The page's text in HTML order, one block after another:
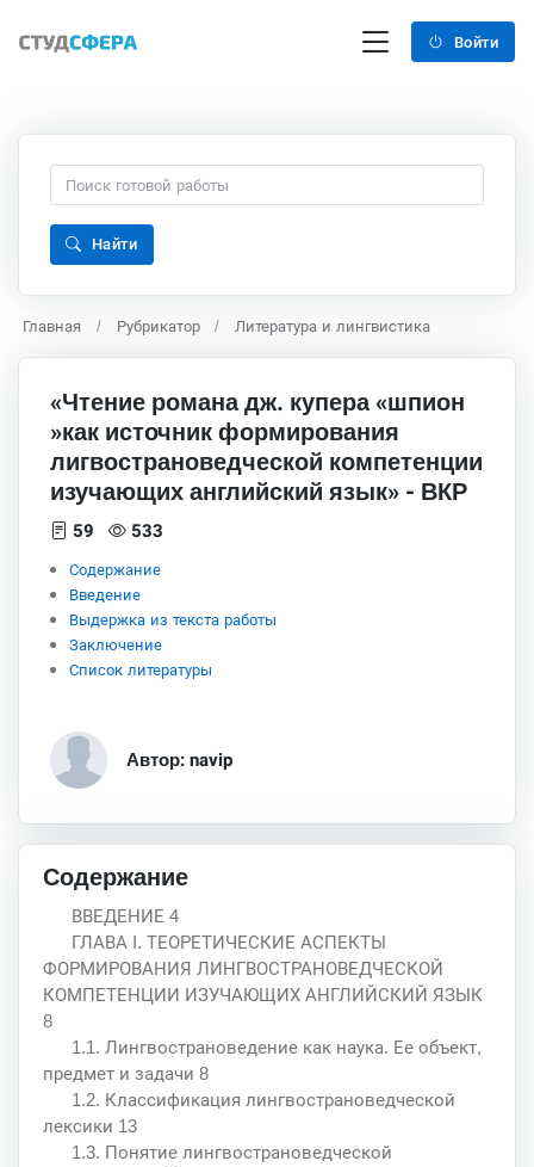
Войти
Найти
Главная Рубрикатор Литература и лингвистика
«Чтение романа дж. купера «шпион
»как источник формирования
лигвострановедческой компетенции
изучающих английский язык» - ВКР
59 533
Содержание
Введение
Выдержка из текста работы
Заключение
Список литературы
Автор: navip
Содержание
ВВЕДЕНИЕ 4
ГЛАВА I. ТЕОРЕТИЧЕСКИЕ АСПЕКТЫ
ФОРМИРОВАНИЯ ЛИНГВОСТРАНОВЕДЧЕСКОЙ
КОМПЕТЕНЦИИ ИЗУЧАЮЩИХ АНГЛИЙСКИЙ ЯЗЫК
8
1.1. Лингвострановедение как наука. Ее объект,
предмет и задачи 8
1.2. Классификация лингвострановедческой
лексики 13
1.3. Понятие лингвострановедческой